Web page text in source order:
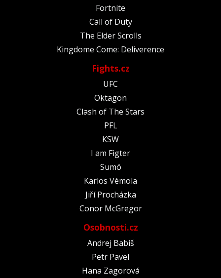
Fortnite
Call of Duty
The Elder Scrolls
Kingdome Come: Deliverence
Fights.cz
UFC
Oktagon
Clash of The Stars
PFL
KSW
I am Figter
Sumó
Karlos Vémola
Jiří Procházka
Conor McGregor
Osobnosti.cz
Andrej Babiš
Petr Pavel
Hana Zagorová